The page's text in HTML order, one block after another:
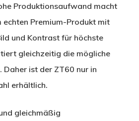
Produktionsaufwand macht
echten Premium-Produkt mit
und Kontrast für höchste
gleichzeitig die mögliche
Daher ist der ZT60 nur in
erhältlich.
gleichmäßig